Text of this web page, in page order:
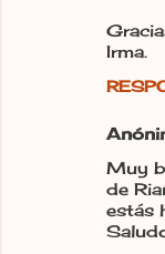
Irma.
Muy
de
estás